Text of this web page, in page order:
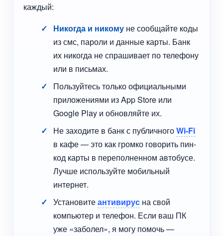
каждый:
Никогда и никому не сообщайте коды
из смс, пароли и данные карты. Банк
их никогда не спрашивает по телефону
или в письмах.
Пользуйтесь только официальными
приложениями из App Store или
Google Play и обновляйте их.
Не заходите в банк с публичногоWi-Fi
в кафе — это как громко говорить пин-
код карты в переполненном автобусе.
Лучше используйте мобильный
интернет.
Установитеантивирус на свой
компьютер и телефон. Если ваш ПК
уже «заболел», я могу помочь —